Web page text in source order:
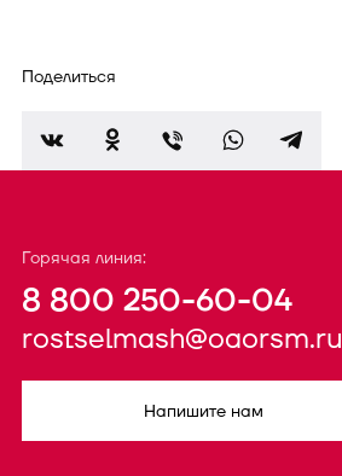
Поделиться
Горячая линия:
8 800 250-60-04
rostselmash@oaorsm.ru
Напишите нам